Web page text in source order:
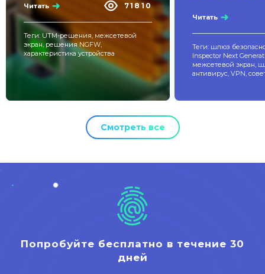
Читать 71810
Теги: UTM-решения, межсетевой
экран, решения NGFW,
характеристика устройства
Читать
Теги: шлюз
Inspector Next
межсетевой экран,
антивирус, VPN,
Смотреть все
Попробуйте бесплатно в течение 30
дней